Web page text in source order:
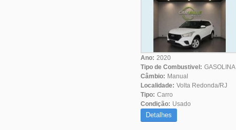
Ano: 2020
Tipo de Combustivel: GASOLINA
Câmbio: Manual
Localidade: Volta Redonda/RJ
Tipo: Carro
Condição: Usado
Detalhes